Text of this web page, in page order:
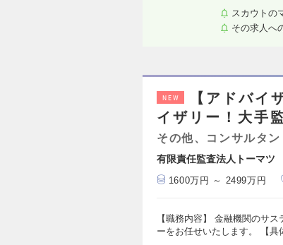
スカウトの
その求人へ
NEW
【アドバイ
イザリー！大手
その他、コンサルタン
有限責任監査法人トーマツ
1600万円 ～ 2499万円
【職務内容】 金融機関のサ
ーをお任せいたします。 【